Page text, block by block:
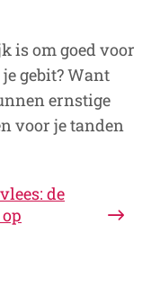
is om goed voor
gebit? Want
ernstige
voor je tanden
de